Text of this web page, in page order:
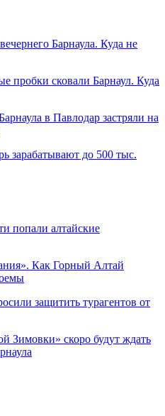
Барнаула. Куда не
пробки сковали Барнаул. Куда
в Павлодар застряли на
зарабатывают до 500 тыс.
попали алтайские
Как Горный Алтай
защитить турагентов от
Зимовки» скоро будут ждать